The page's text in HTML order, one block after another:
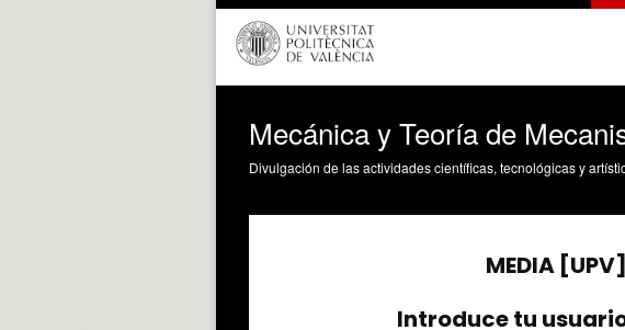
Mecánica y Teoría de
Divulgación de las actividades científicas, tecnológicas y